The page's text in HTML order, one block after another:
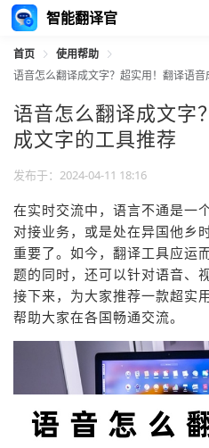
智能翻译官
首页
使用帮助
语音怎么翻译成文字？超实用！翻译语
语音怎么翻译成文字
成文字的工具推荐
发布于：2024-04-11 18:16
在实时交流中，语言不通是一
对接业务，或是处在异国他乡
重要了。如今，翻译工具应运
题的同时，还可以针对语音、
接下来，为大家推荐一款超实
帮助大家在各国畅通交流。